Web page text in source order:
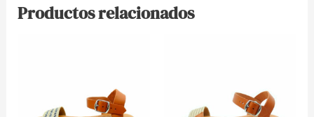
Productos relacionados